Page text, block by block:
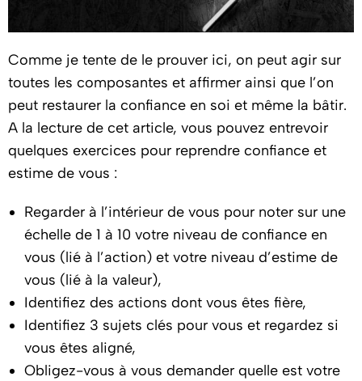
Comme je tente de le prouver ici, on peut agir sur
toutes les composantes et affirmer ainsi que l’on
peut restaurer la confiance en soi et même la bâtir.
A la lecture de cet article, vous pouvez entrevoir
quelques exercices pour reprendre confiance et
estime de vous :
Regarder à l’intérieur de vous pour noter sur une
échelle de 1 à 10 votre niveau de confiance en
vous (lié à l’action) et votre niveau d’estime de
vous (lié à la valeur),
Identifiez des actions dont vous êtes fière,
Identifiez 3 sujets clés pour vous et regardez si
vous êtes aligné,
Obligez-vous à vous demander quelle est votre